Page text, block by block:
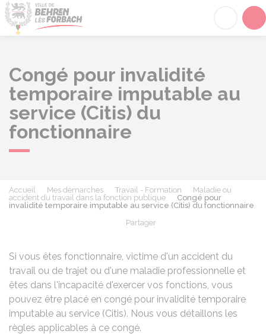
Congé pour invalidité
temporaire imputable au
service (Citis) du
fonctionnaire
Accueil Mes démarches Travail - Formation
Maladie ou
accident du travail dans la fonction publique
Congé pour
invalidité temporaire imputable au service (Citis) du fonctionnaire
Partager
Si vous êtes fonctionnaire, victime d'un accident du
travail ou de trajet ou d'une maladie professionnelle et
êtes dans l'incapacité d'exercer vos fonctions, vous
pouvez être placé en congé pour invalidité temporaire
imputable au service (Citis). Nous vous détaillons les
règles applicables à ce congé.